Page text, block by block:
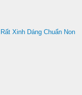
Xinh Dáng Chuẩn Non